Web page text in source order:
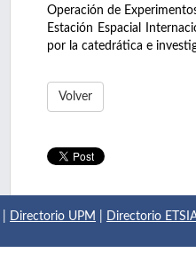
Operación de
Estación Espacial
por la catedrática e
Volver
Directorio UPM Directorio